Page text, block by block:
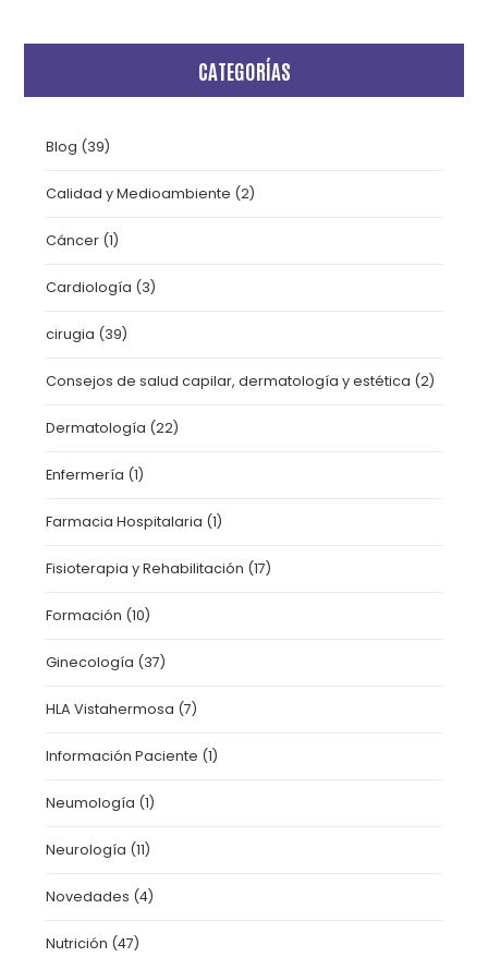
CATEGORÍAS
Blog (39)
Calidad y Medioambiente (2)
Cáncer (1)
Cardiología (3)
cirugia (39)
Consejos de salud capilar, dermatología y estética (2)
Dermatología (22)
Enfermería (1)
Farmacia Hospitalaria (1)
Fisioterapia y Rehabilitación (17)
Formación (10)
Ginecología (37)
HLA Vistahermosa (7)
Información Paciente (1)
Neumología (1)
Neurología (11)
Novedades (4)
Nutrición (47)